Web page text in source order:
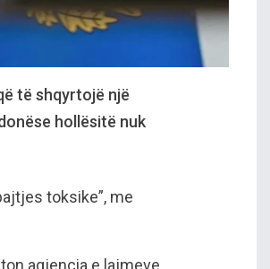
të shqyrtojë një
hollësitë nuk
toksike”, me